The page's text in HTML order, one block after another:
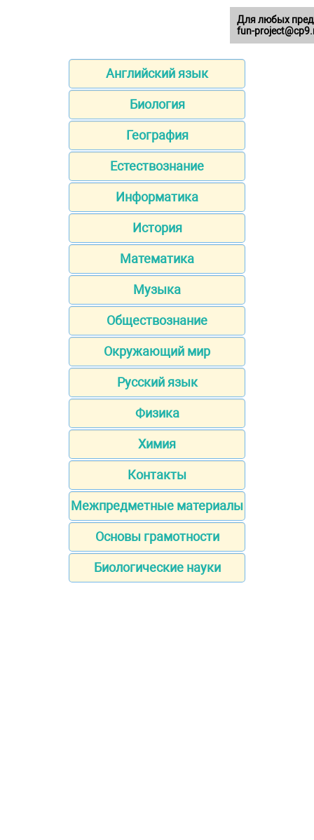
Английский язык
Биология
География
Естествознание
Информатика
История
Математика
Музыка
Обществознание
Окружающий мир
Русский язык
Физика
Химия
Контакты
Межпредметные материалы
Основы грамотности
Биологические науки
Для любых
fun-